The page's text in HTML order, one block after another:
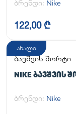
ბრენდი: Nike
122,00 ₾
ახალი
ბავშვის შორტი
NIKE ᲑᲐᲕᲨᲕᲘᲡ
ბრენდი: Nike